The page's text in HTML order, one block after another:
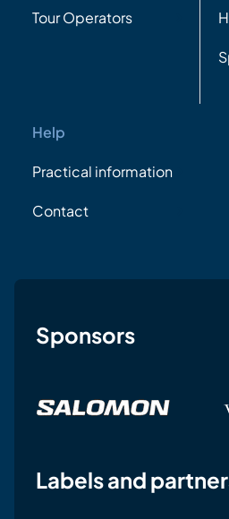
Tour Operators
Help
Practical information
Contact
Sponsors
Labels and